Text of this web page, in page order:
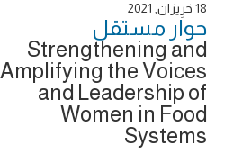
18 حَزِيرَان, 2021
حوار ‎مستقل
Strengthening and
Amplifying the Voices
and Leadership of
Women in Food
Systems